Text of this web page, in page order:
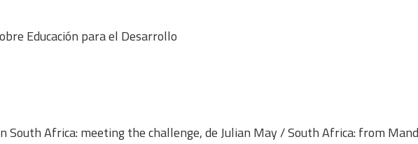
Educación para el Desarrollo
South Africa: meeting the challenge, de Julian May / South Africa: from